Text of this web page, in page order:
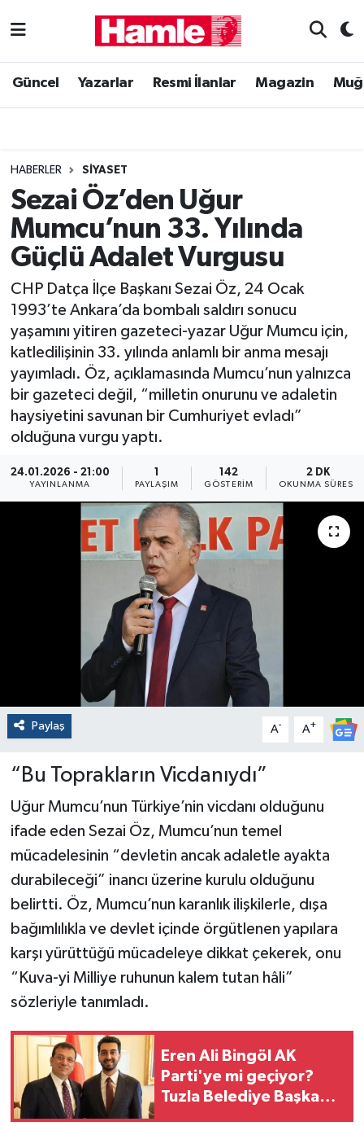
Güncel Yazarlar Resmi İlanlar Magazin
HABERLER SIYASET
Sezai Öz’den Uğur
Mumcu’nun 33. Yılında
Güçlü Adalet Vurgusu
CHP Datça İlçe Başkanı Sezai Öz, 24 Ocak
1993’te Ankara’da bombalı saldırı sonucu
yaşamını yitiren gazeteci-yazar Uğur Mumcu için,
katledilişinin 33. yılında anlamlı bir anma mesajı
yayımladı. Öz, açıklamasında Mumcu’nun yalnızca
bir gazeteci değil, “milletin onurunu ve adaletin
haysiyetini savunan bir Cumhuriyet evladı”
olduğuna vurgu yaptı.
24.01.2026 - 21:00
YAYINLANMA
1
PAYLAŞIM
142
GÖSTERIM
2 DK
OKUNMA SÜRESI
Paylaş A- A+
“Bu Toprakların Vicdanıydı”
Uğur Mumcu’nun Türkiye’nin vicdanı olduğunu
ifade eden Sezai Öz, Mumcu’nun temel
mücadelesinin “devletin ancak adaletle ayakta
durabileceği” inancı üzerine kurulu olduğunu
belirtti. Öz, Mumcu’nun karanlık ilişkilerle, dışa
bağımlılıkla ve devlet içinde örgütlenen yapılara
karşı yürüttüğü mücadeleye dikkat çekerek, onu
“Kuva-yi Milliye ruhunun kalem tutan hâli”
sözleriyle tanımladı.
Eren Ali Bingöl AK
Parti'ye mi geçiyor?
Tuzla Belediye Başkanı
Güncel
Magazin
Muğla Haber
Siyaset
Muğla Nöbetçi Eczaneler
Muğla Trafik Yoğunluk Haritası
Süper Lig Puan Durumu ve Fikstür
Tüm Manşetler
Son Dakika Haberleri
Haber Arşivi